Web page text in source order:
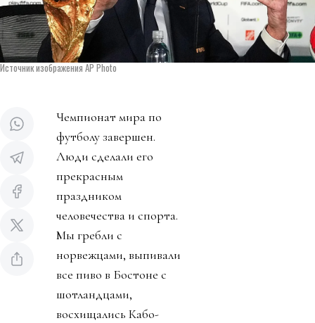
Источник изображения AP Photo
Чемпионат мира по
футболу завершен.
Люди сделали его
прекрасным
праздником
человечества и спорта.
Мы гребли с
норвежцами, выпивали
все пиво в Бостоне с
шотландцами,
восхищались Кабо-